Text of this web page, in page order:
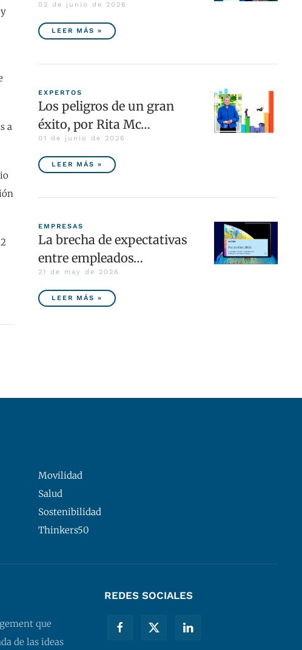
a
02 de junio de 2026
LEER MÁS »
EXPERTOS
Los peligros de un gran
éxito, por Rita Mc…
01 de junio de 2026
LEER MÁS »
EMPRESAS
La brecha de expectativas
entre empleados…
21 de may de 2026
LEER MÁS »
Movilidad
Salud
Sostenibilidad
Thinkers50
que
de las ideas
REDES SOCIALES